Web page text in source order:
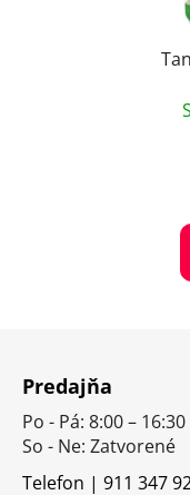
Predajňa
Po - Pá: 8:00 – 16:30
So - Ne: Zatvorené
Telefon | 911 347